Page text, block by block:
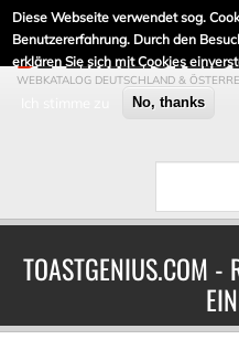
Diese Webseite verwendet sog.
Benutzererfahrung. Durch den
erklären Sie sich mit Cookies
No, thanks
DE-
WEBKATALOG DEUTSCHLAND &
TOASTGENIUS.COM -